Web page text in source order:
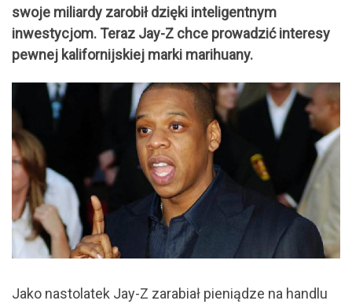
swoje miliardy zarobił dzięki inteligentnym
inwestycjom. Teraz Jay-Z chce prowadzić interesy
pewnej kalifornijskiej marki marihuany.
Jako nastolatek Jay-Z zarabiał pieniądze na handlu